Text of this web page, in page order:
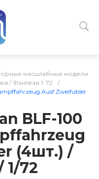
масштабные модели
/ Фэнтези 1: 72
/
Ausf.Zweifubler
BLF-100
(4шт.) /
1/72